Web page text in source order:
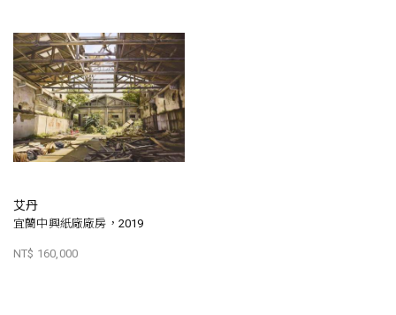
艾丹
宜蘭中興紙廠廠房，2019
NT$ 160,000